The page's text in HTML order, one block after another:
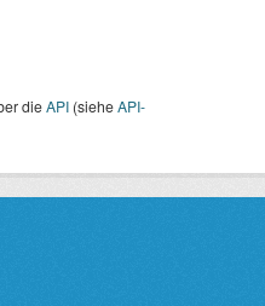
dieAPI (sieheAPI-